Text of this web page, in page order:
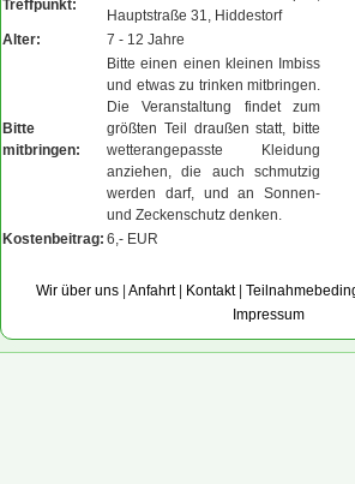
Treffpunkt:
Hauptstraße 31, Hiddestorf
Alter:
7 - 12 Jahre
Bitte
mitbringen:
Bitte einen einen kleinen Imbiss
und etwas zu trinken mitbringen.
Die Veranstaltung findet zum
größten Teil draußen statt, bitte
wetterangepasste Kleidung
anziehen, die auch schmutzig
werden darf, und an Sonnen-
und Zeckenschutz denken.
Kostenbeitrag: 6,- EUR
Wir über uns Anfahrt| Kontakt|
Impressum